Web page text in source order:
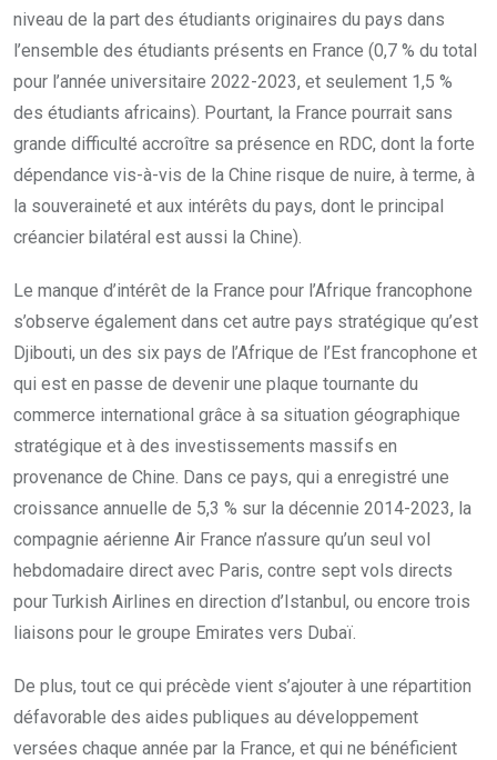
niveau de la part des étudiants originaires du pays dans
l’ensemble des étudiants présents en France (0,7 % du total
pour l’année universitaire 2022-2023, et seulement 1,5 %
des étudiants africains). Pourtant, la France pourrait sans
grande difficulté accroître sa présence en RDC, dont la forte
dépendance vis-à-vis de la Chine risque de nuire, à terme, à
la souveraineté et aux intérêts du pays, dont le principal
créancier bilatéral est aussi la Chine).
Le manque d’intérêt de la France pour l’Afrique francophone
s’observe également dans cet autre pays stratégique qu’est
Djibouti, un des six pays de l’Afrique de l’Est francophone et
qui est en passe de devenir une plaque tournante du
commerce international grâce à sa situation géographique
stratégique et à des investissements massifs en
provenance de Chine. Dans ce pays, qui a enregistré une
croissance annuelle de 5,3 % sur la décennie 2014-2023, la
compagnie aérienne Air France n’assure qu’un seul vol
hebdomadaire direct avec Paris, contre sept vols directs
pour Turkish Airlines en direction d’Istanbul, ou encore trois
liaisons pour le groupe Emirates vers Dubaï.
De plus, tout ce qui précède vient s’ajouter à une répartition
défavorable des aides publiques au développement
versées chaque année par la France, et qui ne bénéficient